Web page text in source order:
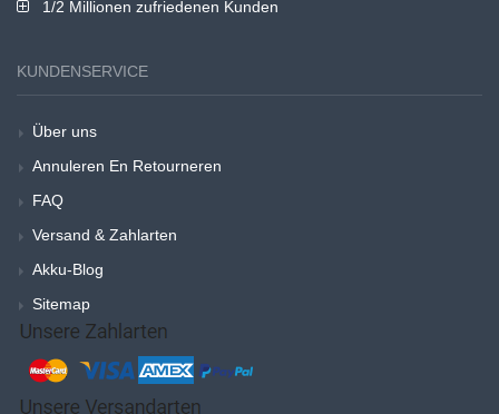
1/2 Millionen zufriedenen Kunden
KUNDENSERVICE
Über uns
Annuleren En Retourneren
FAQ
Versand & Zahlarten
Akku-Blog
Sitemap